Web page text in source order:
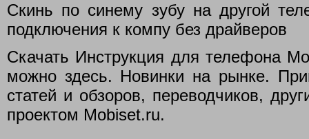
Скинь по синему зубу на другой
подключения к компу без драйверов
Скачать Инструкция для телефона
можно здесь. Новинки на рынке.
статей и обзоров, переводчиков,
проектом Mobiset.ru.